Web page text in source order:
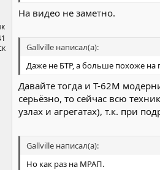
На видео не заметно.
Gallville написал(а):
Даже не БТР, а больше похоже
Давайте тогда и Т-62М
серьёзно, то сейчас всю
узлах и агрегатах), т.к. при
Gallville написал(а):
Но как раз на МРАП.